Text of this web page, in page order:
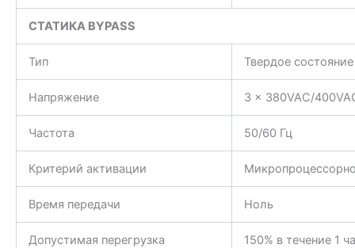
СТАТИКА BYPASS
Тип Твердое состояние
Напряжение 3 x 380VAC/
Частота 50/60 Гц
Критерий активации
Время передачи Ноль
Допустимая перегрузка 150% в течение 1